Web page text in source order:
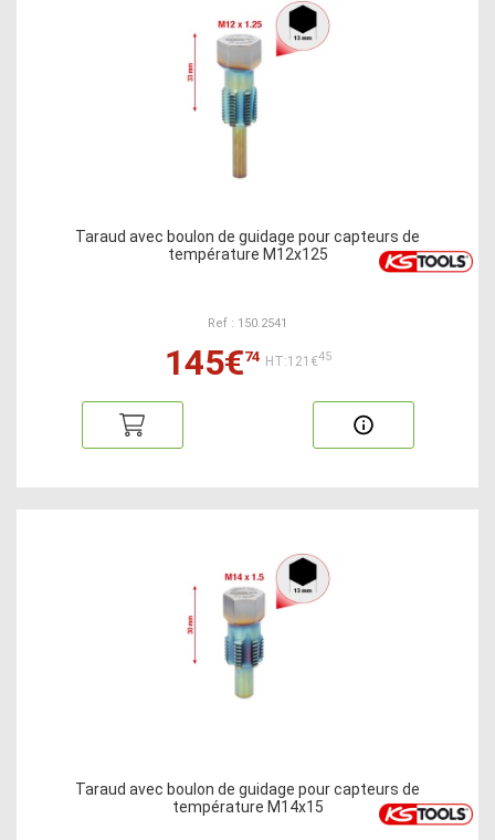
Taraud avec boulon de guidage pour capteurs de
température M12x125
Ref : 150.2541
145€74 HT:121€45
Taraud avec boulon de guidage pour capteurs de
température M14x15